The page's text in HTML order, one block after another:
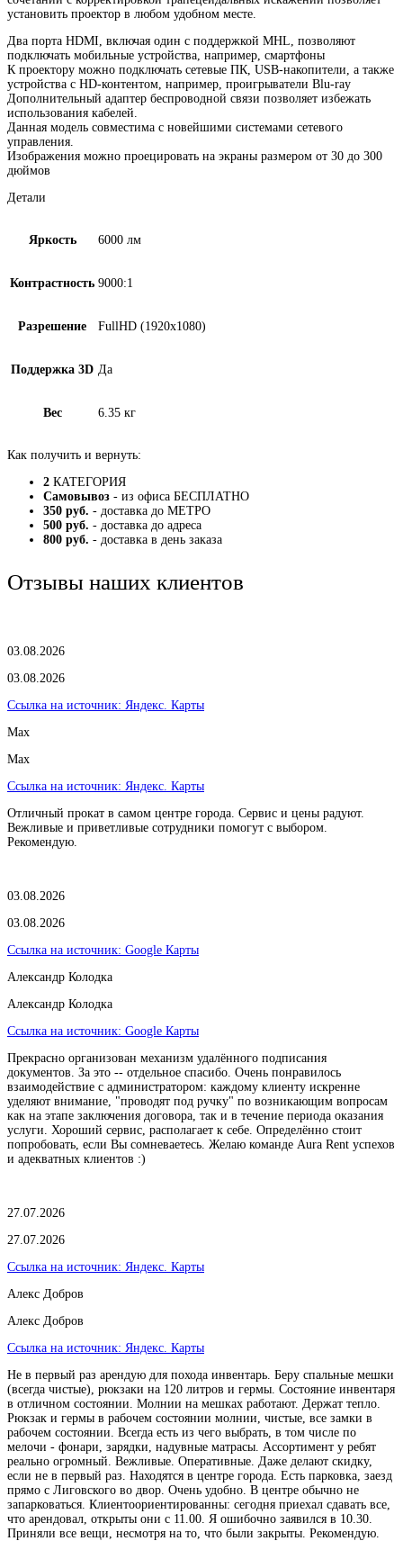
установить проектор в любом удобном месте.
Два порта HDMI, включая один с поддержкой MHL, позволяют
подключать мобильные устройства, например, смартфоны
К проектору можно подключать сетевые ПК, USB-накопители, а также
устройства с HD-контентом, например, проигрыватели Blu-ray
Дополнительный адаптер беспроводной связи позволяет избежать
использования кабелей.
Данная модель совместима с новейшими системами сетевого
управления.
Изображения можно проецировать на экраны размером от 30 до 300
дюймов
Детали
Яркость 6000 лм
Контрастность 9000:1
Разрешение FullHD (1920х1080)
Поддержка 3D Да
Вес 6.35 кг
Как получить и вернуть:
2 КАТЕГОРИЯ
Самовывоз - из офиса БЕСПЛАТНО
350 руб. - доставка до МЕТРО
500 руб. - доставка до адреса
800 руб. - доставка в день заказа
Отзывы наших клиентов
03.08.2026
03.08.2026
Ссылка на источник: Яндекс. Карты
Max
Max
Ссылка на источник: Яндекс. Карты
Отличный прокат в самом центре города. Сервис и цены радуют.
Вежливые и приветливые сотрудники помогут с выбором.
Рекомендую.
03.08.2026
03.08.2026
Ссылка на источник: Google Карты
Александр Колодка
Александр Колодка
Ссылка на источник: Google Карты
Прекрасно организован механизм удалённого подписания
документов. За это -- отдельное спасибо. Очень понравилось
взаимодействие с администратором: каждому клиенту искренне
уделяют внимание, "проводят под ручку" по возникающим вопросам
как на этапе заключения договора, так и в течение периода оказания
услуги. Хороший сервис, располагает к себе. Определённо стоит
попробовать, если Вы сомневаетесь. Желаю команде Aura Rent успехов
и адекватных клиентов :)
27.07.2026
27.07.2026
Ссылка на источник: Яндекс. Карты
Алекс Добров
Алекс Добров
Ссылка на источник: Яндекс. Карты
Не в первый раз арендую для похода инвентарь. Беру спальные мешки
(всегда чистые), рюкзаки на 120 литров и гермы. Состояние инвентаря
в отличном состоянии. Молнии на мешках работают. Держат тепло.
Рюкзак и гермы в рабочем состоянии молнии, чистые, все замки в
рабочем состоянии. Всегда есть из чего выбрать, в том числе по
мелочи - фонари, зарядки, надувные матрасы. Ассортимент у ребят
реально огромный. Вежливые. Оперативные. Даже делают скидку,
если не в первый раз. Находятся в центре города. Есть парковка, заезд
прямо с Лиговского во двор. Очень удобно. В центре обычно не
запарковаться. Клиентоориентированны: сегодня приехал сдавать все,
что арендовал, открыты они с 11.00. Я ошибочно заявился в 10.30.
Приняли все вещи, несмотря на то, что были закрыты. Рекомендую.